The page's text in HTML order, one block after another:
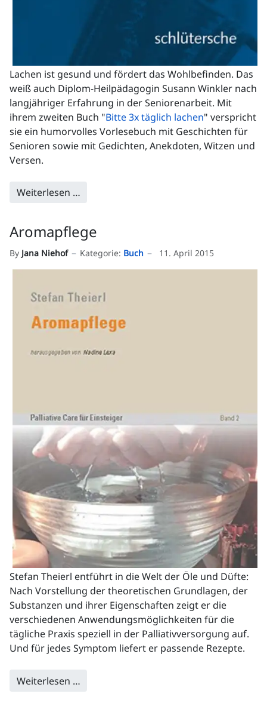
Lachen ist gesund und fördert das Wohlbefinden. Das
weiß auch Diplom-Heilpädagogin Susann Winkler nach
langjähriger Erfahrung in der Seniorenarbeit. Mit
ihrem zweiten Buch "Bitte 3x täglich lachen" verspricht
sie ein humorvolles Vorlesebuch mit Geschichten für
Senioren sowie mit Gedichten, Anekdoten, Witzen und
Versen.
Weiterlesen …
Aromapflege
By Jana Niehof Kategorie: Buch 11. April 2015
Stefan Theierl entführt in die Welt der Öle und Düfte:
Nach Vorstellung der theoretischen Grundlagen, der
Substanzen und ihrer Eigenschaften zeigt er die
verschiedenen Anwendungsmöglichkeiten für die
tägliche Praxis speziell in der Palliativversorgung auf.
Und für jedes Symptom liefert er passende Rezepte.
Weiterlesen …